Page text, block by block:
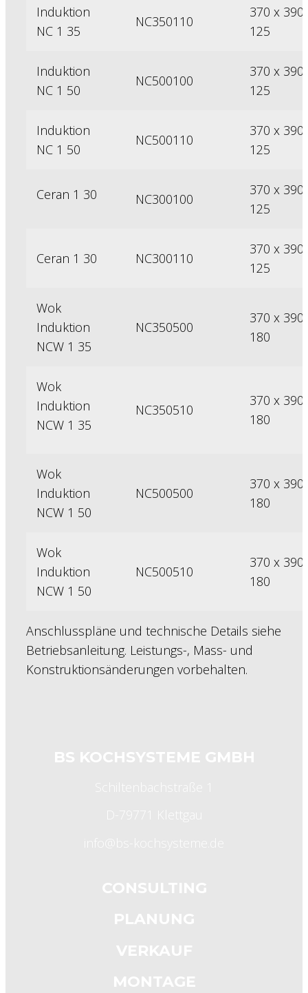
Induktion
NC 1 35
NC350110
370 x 390
125
Induktion
NC 1 50
NC500100
370 x 390
125
Induktion
NC 1 50
NC500110
370 x 390
125
Ceran 1 30 NC300100
370 x 390
125
Ceran 1 30 NC300110
370 x 390
125
Wok
Induktion
NCW 1 35
NC350500
370 x 390
180
Wok
Induktion
NCW 1 35
NC350510
370 x 390
180
Wok
Induktion
NCW 1 50
NC500500
370 x 390
180
Wok
Induktion
NCW 1 50
NC500510
370 x 390
180
Anschlusspläne und technische Details siehe
Betriebsanleitung. Leistungs-, Mass- und
Konstruktionsänderungen vorbehalten.